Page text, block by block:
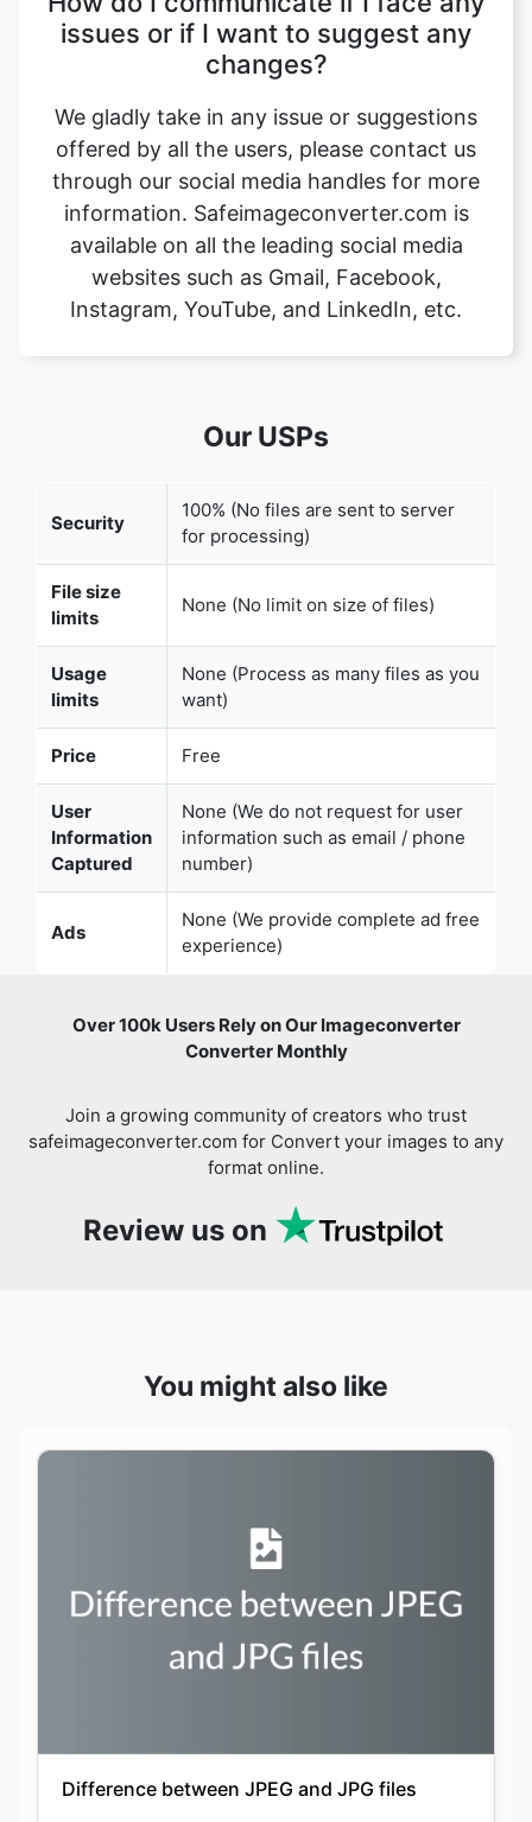
We gladly take in any issue or suggestions
offered by all the users, please contact us
through our social media handles for more
information. Safeimageconverter.com is
available on all the leading social media
websites such as Gmail, Facebook,
Instagram, YouTube, and LinkedIn, etc.
for processing)
limits
None (No limit on size of files)
Usage
limits
None (Process as many files as you
want)
Price Free
User
Information
Captured
None (We do not request for user
information such as email / phone
number)
Ads
None (We provide complete ad free
experience)
Over 100k Users Rely on Our Imageconverter
Converter Monthly
Join a growing community of creators who trust
safeimageconverter.com for Convert your images to any
format online.
Review us on